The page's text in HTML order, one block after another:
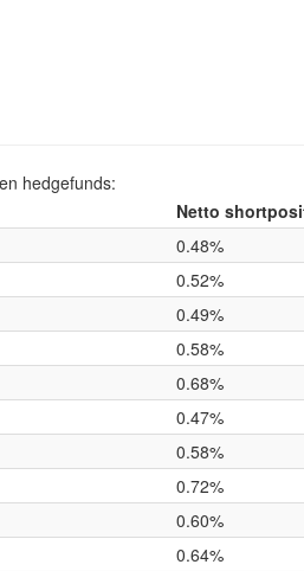
hedgefunds:
Netto
0.48%
0.52%
0.49%
0.58%
0.68%
0.47%
0.58%
0.72%
0.60%
0.64%